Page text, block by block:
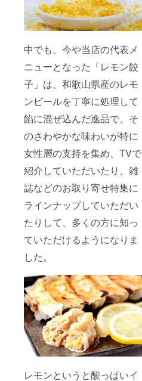
中でも、今や当店の代表メ
ニューとなった「レモン餃
子」は、和歌山県産のレモ
ンピールを丁寧に処理して
餡に混ぜ込んだ逸品で、そ
のさわやかな味わいが特に
女性層の支持を集め、TVで
紹介していただいたり、雑
誌などのお取り寄せ特集に
ラインナップしていただい
たりして、多くの方に知っ
ていただけるようになりま
した。
レモンというと酸っぱいイ